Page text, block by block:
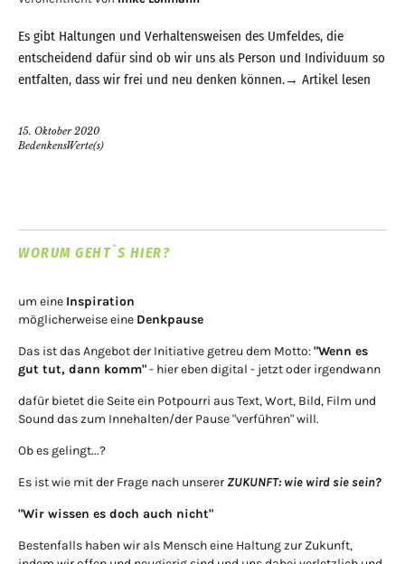
Es gibt Haltungen und Verhaltensweisen des Umfeldes, die
entscheidend dafür sind ob wir uns als Person und Individuum so
entfalten, dass wir frei und neu denken können.→ Artikel lesen
15. Oktober 2020
BedenkensWerte(s)
WORUM GEHT`S HIER?
um eine Inspiration
möglicherweise eine Denkpause
Das ist das Angebot der Initiative getreu dem Motto:"Wenn es
gut tut, dann komm"- hier eben digital - jetzt oder irgendwann
dafür bietet die Seite ein Potpourri aus Text, Wort, Bild, Film und
Sound das zum Innehalten/der Pause "verführen" will.
Ob es gelingt...?
Es ist wie mit der Frage nach unserer ZUKUNFT: wie wird sie sein?
"Wir wissen es doch auch nicht"
Bestenfalls haben wir als Mensch eine Haltung zur Zukunft,